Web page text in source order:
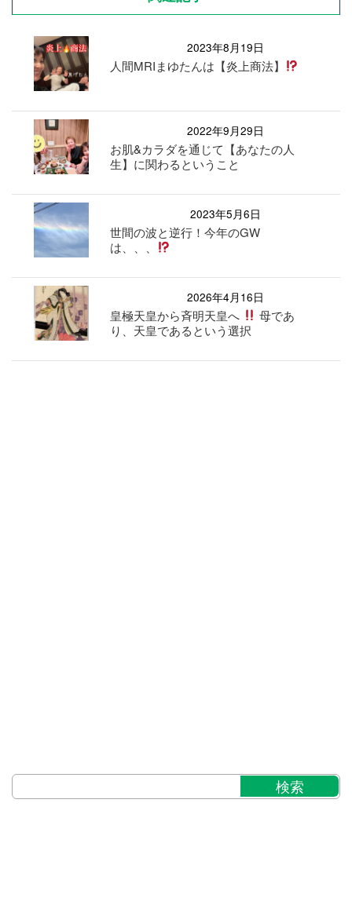
2023年8月19日
人間MRIまゆたんは【炎上商法】
2022年9月29日
お肌&カラダを通じて【あなたの人
生】に関わるということ
2023年5月6日
世間の波と逆行！今年のGW
は、、、
2026年4月16日
皇極天皇から斉明天皇へ
母であ
り、天皇であるという選択